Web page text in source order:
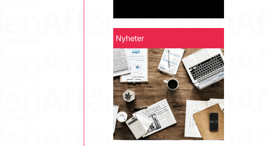
Nyheter